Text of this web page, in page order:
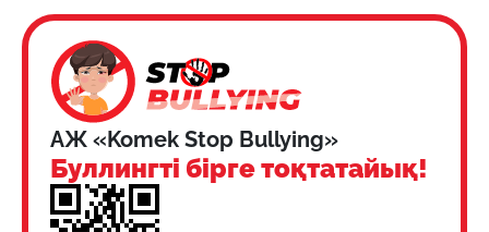
АЖ «Komek Stop Bullying»
Буллингті бірге тоқтатайық!